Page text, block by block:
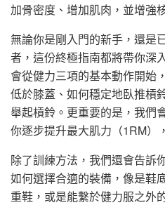
加骨密度、增加肌肉，並增強
無論你是剛入門的新手，還是
者，這份終極指南都將帶你深
會從健力三項的基本動作開始
低於膝蓋、如何穩定地臥推槓
舉起槓鈴。更重要的是，我們
你逐步提升最大肌力（1RM）
除了訓練方法，我們還會告訴
如何選擇合適的裝備，像是鞋
重鞋，或是能繫於健力服之外